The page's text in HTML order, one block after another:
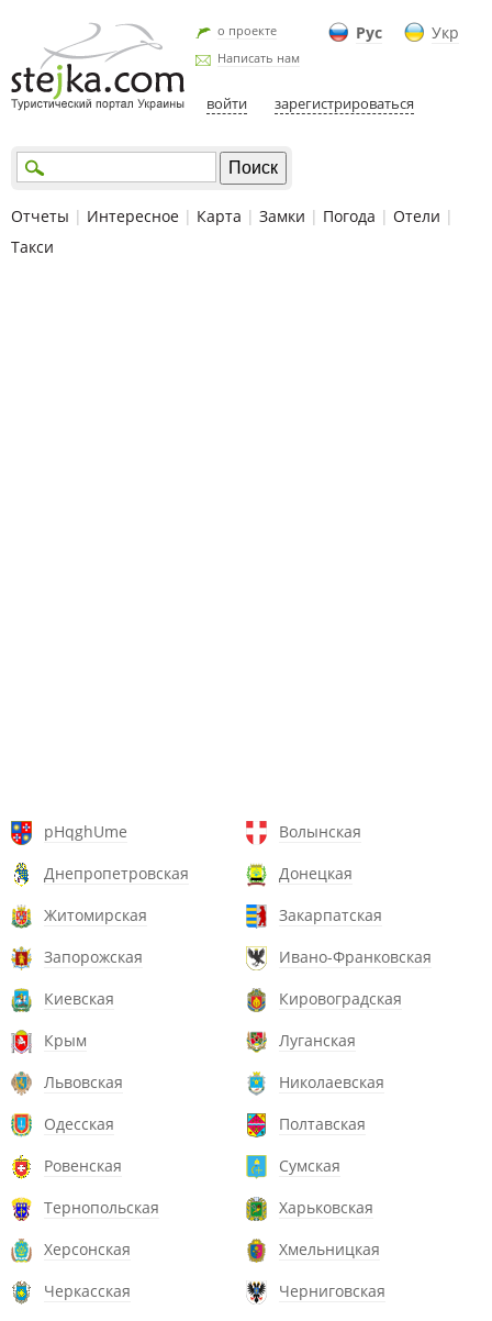
Рус Укр
о проекте
Написать нам
войти зарегистрироваться
Отчеты | Интересное | Карта | Замки | Погода | Отели |
Такси
pHqghUme
Волынская
Днепропетровская
Донецкая
Житомирская
Закарпатская
Запорожская
Ивано-Франковская
Киевская
Кировоградская
Крым
Луганская
Львовская
Николаевская
Одесская
Полтавская
Ровенская
Сумская
Тернопольская
Харьковская
Херсонская
Хмельницкая
Черкасская
Черниговская